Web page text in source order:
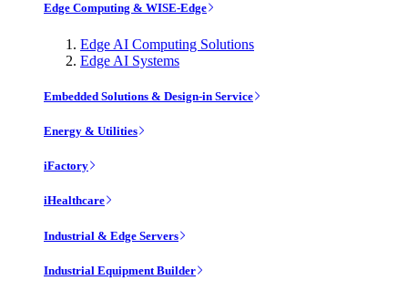
Edge Computing & WISE-Edge
Edge AI Computing Solutions
Edge AI Systems
Embedded Solutions & Design-in Service
Energy & Utilities
iFactory
iHealthcare
Industrial & Edge Servers
Industrial Equipment Builder